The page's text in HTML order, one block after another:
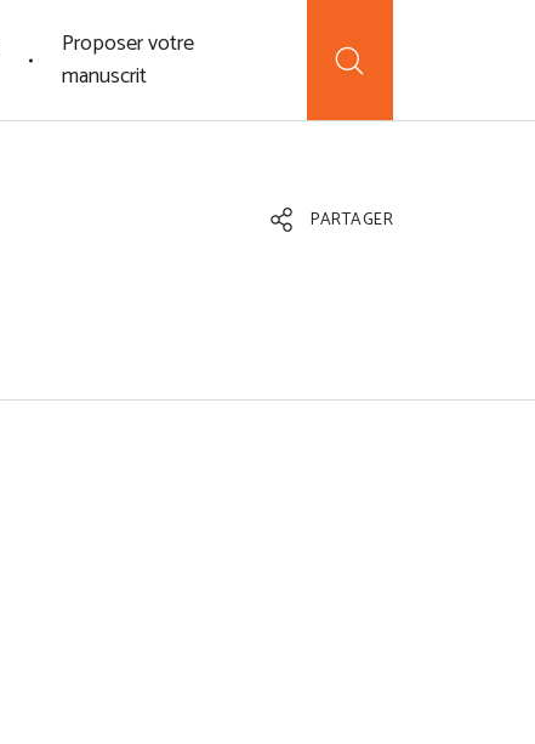
Proposer votre
manuscrit
PARTAGER